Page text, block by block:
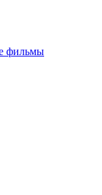
фильмы